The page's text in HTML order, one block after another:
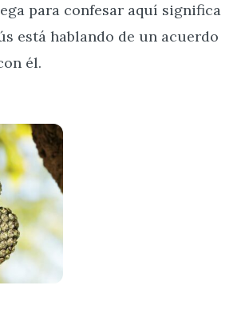
para confesar aquí significa
está hablando de un acuerdo
él.